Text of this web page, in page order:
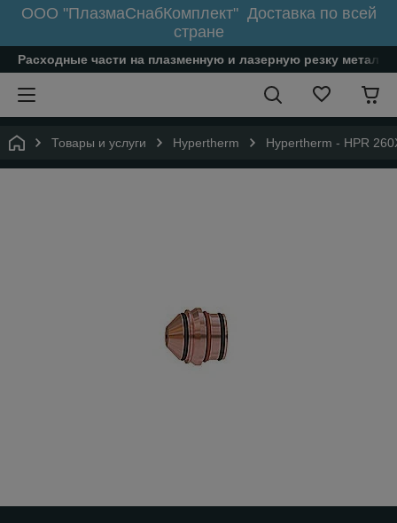
ООО "ПлазмаСнабКомплект" Доставка по всей
стране
Расходные части на плазменную и лазерную резку
Товары и услуги Hypertherm Hypertherm - HPR